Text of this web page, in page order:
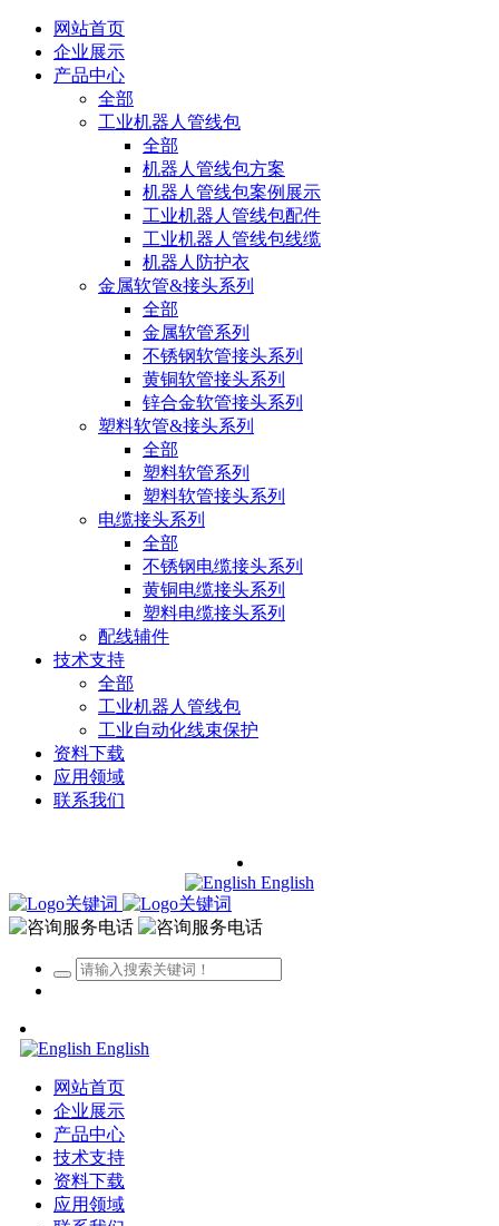
网站首页
企业展示
产品中心
全部
工业机器人管线包
全部
机器人管线包方案
机器人管线包案例展示
工业机器人管线包配件
工业机器人管线包线缆
机器人防护衣
金属软管&接头系列
全部
金属软管系列
不锈钢软管接头系列
黄铜软管接头系列
锌合金软管接头系列
塑料软管&接头系列
全部
塑料软管系列
塑料软管接头系列
电缆接头系列
全部
不锈钢电缆接头系列
黄铜电缆接头系列
塑料电缆接头系列
配线辅件
技术支持
全部
工业机器人管线包
工业自动化线束保护
资料下载
应用领域
联系我们
English
English
网站首页
企业展示
产品中心
技术支持
资料下载
应用领域